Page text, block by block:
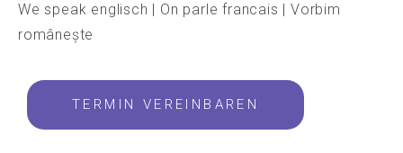
We speak englisch | On parle francais | Vorbim
românește
TERMIN VEREINBAREN